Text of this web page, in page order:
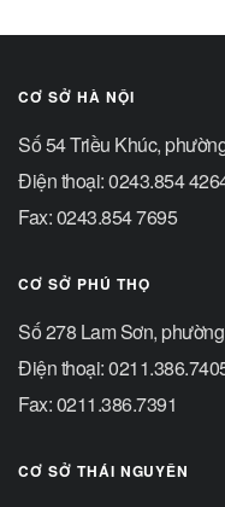
CƠ SỞ HÀ NỘI
Số 54 Triều Khúc,
Điện thoại: 0243.854
Fax: 0243.854 7695
CƠ SỞ PHÚ THỌ
Số 278 Lam Sơn,
Điện thoại:
Fax: 0211.386.7391
CƠ SỞ THÁI NGUYÊN